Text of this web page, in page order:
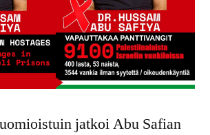
jatkoi Abu Safian